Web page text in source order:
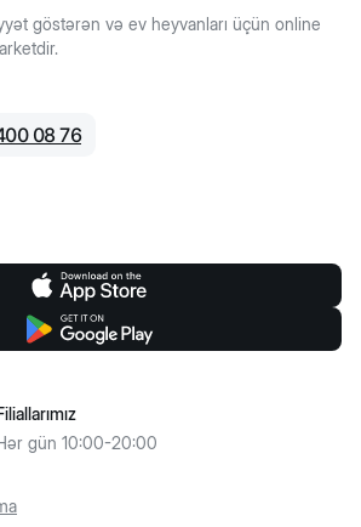
göstərən və ev heyvanları üçün online
08 76
gün 10:00-20:00